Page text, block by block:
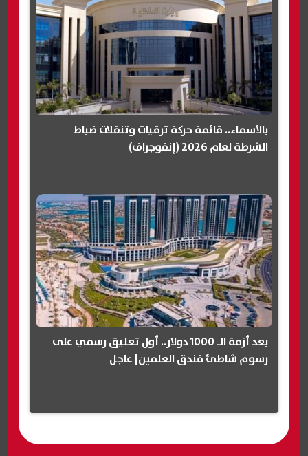
بالأسماء.. قائمة حركة ترقيات وتنقلات ضباط
الشرطة لعام 2026 (إنفوجراف)
بعد أزمة الـ 1000 دولار.. أول تعليق رسمي على
رسوم شاطئ فندق العلمين| عاجل